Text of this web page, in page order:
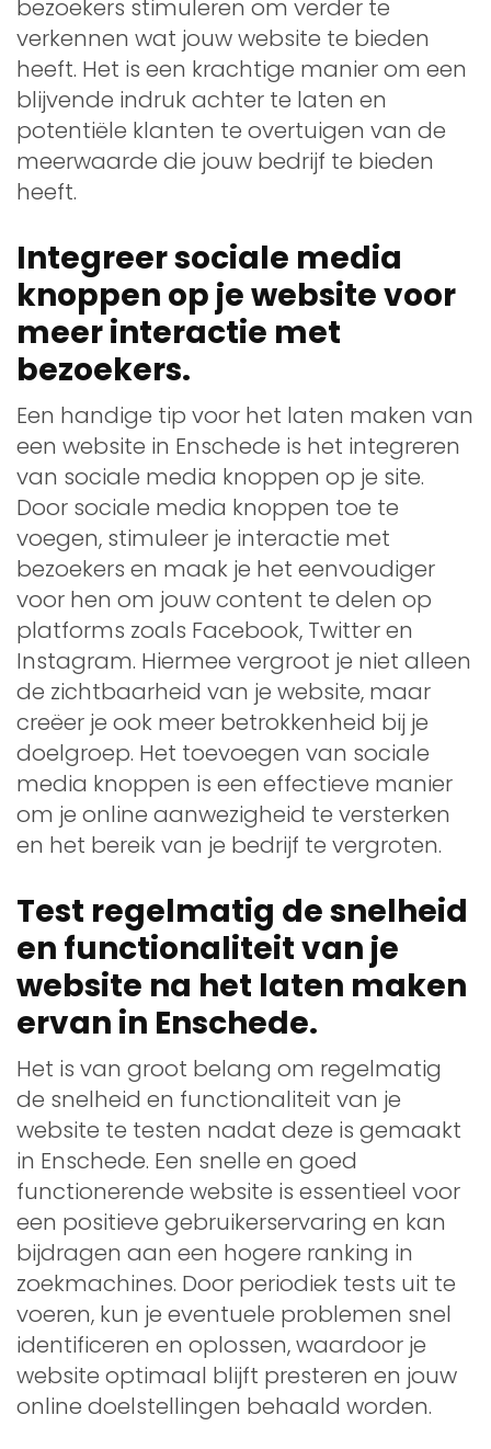
bezoekers stimuleren om verder te
verkennen wat jouw website te bieden
heeft. Het is een krachtige manier om een
blijvende indruk achter te laten en
potentiële klanten te overtuigen van de
meerwaarde die jouw bedrijf te bieden
heeft.
Integreer sociale media
knoppen op je website voor
meer interactie met
bezoekers.
Een handige tip voor het laten maken van
een website in Enschede is het integreren
van sociale media knoppen op je site.
Door sociale media knoppen toe te
voegen, stimuleer je interactie met
bezoekers en maak je het eenvoudiger
voor hen om jouw content te delen op
platforms zoals Facebook, Twitter en
Instagram. Hiermee vergroot je niet alleen
de zichtbaarheid van je website, maar
creëer je ook meer betrokkenheid bij je
doelgroep. Het toevoegen van sociale
media knoppen is een effectieve manier
om je online aanwezigheid te versterken
en het bereik van je bedrijf te vergroten.
Test regelmatig de snelheid
en functionaliteit van je
website na het laten maken
ervan in Enschede.
Het is van groot belang om regelmatig
de snelheid en functionaliteit van je
website te testen nadat deze is gemaakt
in Enschede. Een snelle en goed
functionerende website is essentieel voor
een positieve gebruikerservaring en kan
bijdragen aan een hogere ranking in
zoekmachines. Door periodiek tests uit te
voeren, kun je eventuele problemen snel
identificeren en oplossen, waardoor je
website optimaal blijft presteren en jouw
online doelstellingen behaald worden.